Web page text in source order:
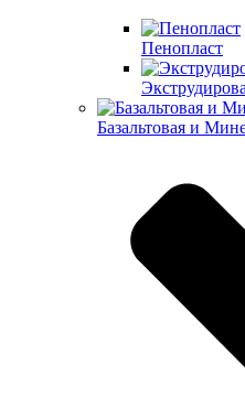
Пенопласт
Базальтовая и